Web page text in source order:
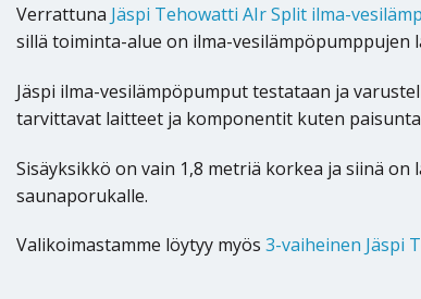
Verrattuna Jäspi Tehowatti AIr Split ilma-
sillä toiminta-alue on ilma-vesilämpöpumppujen
Jäspi ilma-vesilämpöpumput testataan ja
tarvittavat laitteet ja komponentit kuten
Sisäyksikkö on vain 1,8 metriä korkea ja siinä
saunaporukalle.
Valikoimastamme löytyy myös 3-vaiheinen Jäspi